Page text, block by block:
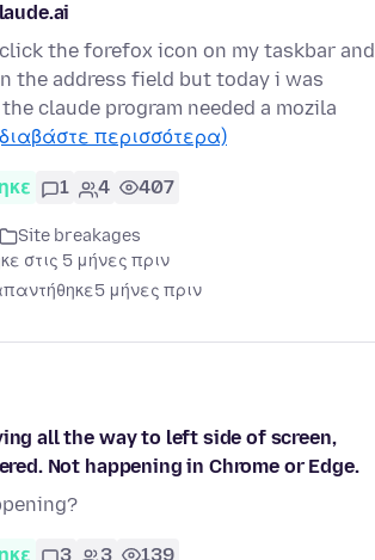
the forefox icon on my taskbar and
the address field but today i was
claude program needed a mozila
περισσότερα)
1 4 407
Site breakages
στις 5 μήνες πριν
5 μήνες πριν
all the way to left side of screen,
Not happening in Chrome or Edge.
3 3 139